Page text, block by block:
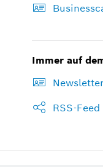
Immer auf
RSS-